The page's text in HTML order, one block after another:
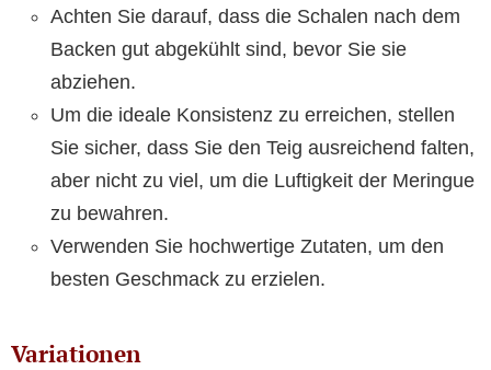
Achten Sie darauf, dass die Schalen nach dem
Backen gut abgekühlt sind, bevor Sie sie
abziehen.
Um die ideale Konsistenz zu erreichen, stellen
Sie sicher, dass Sie den Teig ausreichend falten,
aber nicht zu viel, um die Luftigkeit der Meringue
zu bewahren.
Verwenden Sie hochwertige Zutaten, um den
besten Geschmack zu erzielen.
Variationen